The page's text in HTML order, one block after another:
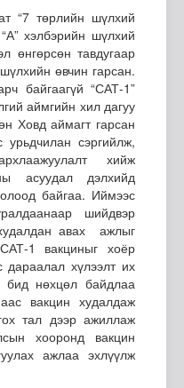
“7 төрлийн шүлхий
хэлбэрийн шүлхий
өнгөрсөн тавдугаар
өвчин гарсан.
байгаагүй “САТ-1”
аймгийн хил дагуу
Ховд аймагт гарсан
сэргийлж,
хийж
асуудал дэлхийд
байгаа. Иймээс
шийдвэр
авах ажлыг
1 вакциныг хоёр
дараалал хүлээлт их
нөхцөл байдлаа
вакцин худалдаж
тал дээр ажиллаж
хооронд вакцин
ажлаа эхлүүлж